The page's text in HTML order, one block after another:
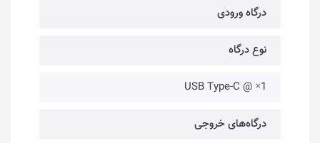
درگاه ورودی
نوع درگاه
USB Type-C @ ×1
درگاه‌های خروجی